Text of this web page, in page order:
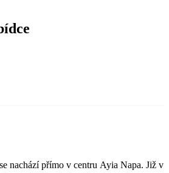
nachází přímo v centru Ayia Napa. Již v